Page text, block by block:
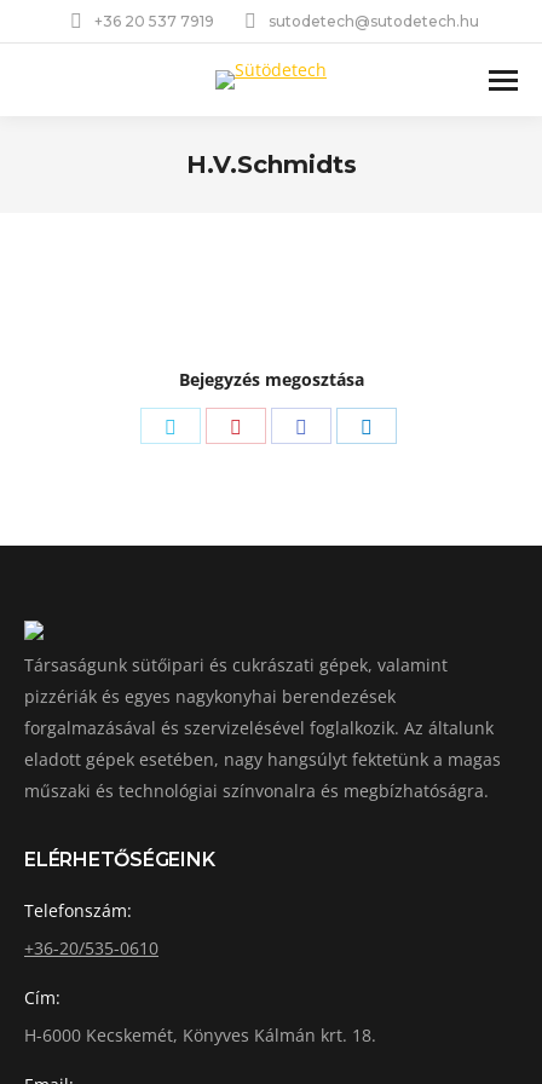
+36 20 537 7919 sutodetech@sutodetech.hu
H.V.Schmidts
Bejegyzés megosztása
Társaságunk sütőipari és cukrászati gépek, valamint
pizzériák és egyes nagykonyhai berendezések
forgalmazásával és szervizelésével foglalkozik. Az általunk
eladott gépek esetében, nagy hangsúlyt fektetünk a magas
műszaki és technológiai színvonalra és megbízhatóságra.
ELÉRHETŐSÉGEINK
Telefonszám:
+36-20/535-0610
Cím:
H-6000 Kecskemét, Könyves Kálmán krt. 18.